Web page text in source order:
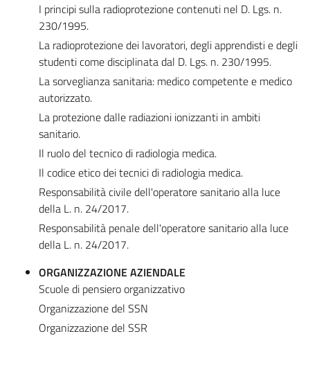
I principi sulla radioprotezione contenuti nel D. Lgs. n.
230/1995.
La radioprotezione dei lavoratori, degli apprendisti e degli
studenti come disciplinata dal D. Lgs. n. 230/1995.
La sorveglianza sanitaria: medico competente e medico
autorizzato.
La protezione dalle radiazioni ionizzanti in ambiti
sanitario.
Il ruolo del tecnico di radiologia medica.
Il codice etico dei tecnici di radiologia medica.
Responsabilità civile dell'operatore sanitario alla luce
della L. n. 24/2017.
Responsabilità penale dell'operatore sanitario alla luce
della L. n. 24/2017.
ORGANIZZAZIONE AZIENDALE
Scuole di pensiero organizzativo
Organizzazione del SSN
Organizzazione del SSR